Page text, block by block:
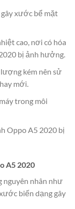
xước bể mặt
cao, nơi có hóa
bị ảnh hưởng.
kém nên sử
mới.
trong môi
Oppo A5 2020 bị
A5 2020
nguyên nhân như
biến dạng gây